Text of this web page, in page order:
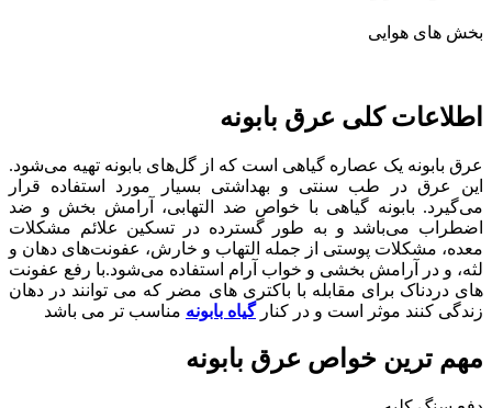
بخش های هوایی
اطلاعات کلی عرق بابونه
عرق بابونه یک عصاره گیاهی است که از گل‌های بابونه تهیه می‌شود.
این عرق در طب سنتی و بهداشتی بسیار مورد استفاده قرار
می‌گیرد. بابونه گیاهی با خواص ضد التهابی، آرامش بخش و ضد
اضطراب می‌باشد و به طور گسترده در تسکین علائم مشکلات
معده، مشکلات پوستی از جمله التهاب و خارش، عفونت‌های دهان و
لثه، و در آرامش بخشی و خواب آرام استفاده می‌شود.با رفع عفونت
های دردناک برای مقابله با باکتری های مضر که می توانند در دهان
زندگی کنند موثر است و در کنارگیاه بابونه مناسب تر می باشد
مهم ترین خواص عرق بابونه